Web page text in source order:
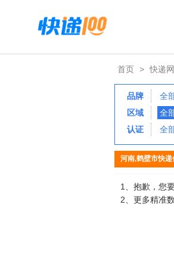
首页 > 快递
品牌 全
区域
全
认证
全
河南,鹤壁市快递
1、抱歉，您
2、更多精准